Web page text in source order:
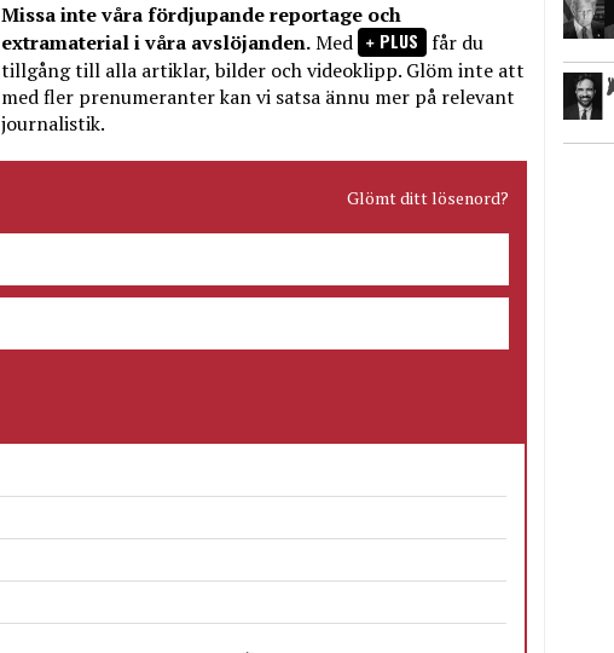
Missa inte våra fördjupande reportage och
extramaterial i våra avslöjanden.Med PLUS får du
tillgång till alla artiklar, bilder och videoklipp. Glöm inte att
med fler prenumeranter kan vi satsa ännu mer på relevant
journalistik.
Glömt ditt lösenord?